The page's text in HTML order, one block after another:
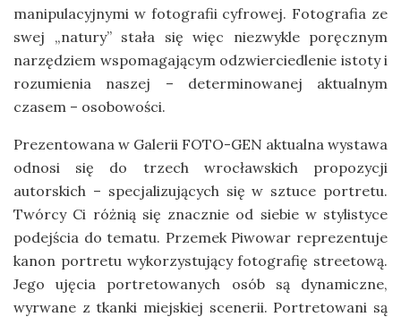
manipulacyjnymi w fotografii cyfrowej. Fotografia ze
swej „natury” stała się więc niezwykle poręcznym
narzędziem wspomagającym odzwierciedlenie istoty i
rozumienia naszej – determinowanej aktualnym
czasem – osobowości.
Prezentowana w Galerii FOTO-GEN aktualna wystawa
odnosi się do trzech wrocławskich propozycji
autorskich – specjalizujących się w sztuce portretu.
Twórcy Ci różnią się znacznie od siebie w stylistyce
podejścia do tematu. Przemek Piwowar reprezentuje
kanon portretu wykorzystujący fotografię streetową.
Jego ujęcia portretowanych osób są dynamiczne,
wyrwane z tkanki miejskiej scenerii. Portretowani są